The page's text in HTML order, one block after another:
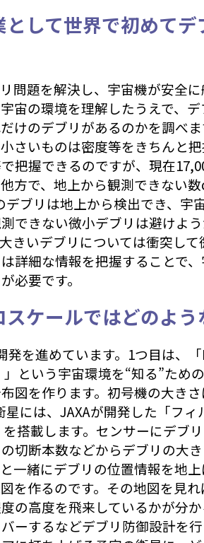
して世界で初めて
問題を解決し、宇宙機が安全
宙の環境を理解したうえで、
けのデブリがあるのかを調べ
さいものは密度等をきちんと
で把握できるのですが、現在
方で、地上から観測できない
デブリは地上から検出でき、
できない微小デブリは避けよ
きいデブリについては衝突し
詳細な情報を把握することで
必要です。
ケールではどのよ
を進めています。1つ目は、「
という宇宙環境を“知る”ため
図を作ります。初号機の大き
星には、JAXAが開発した「フ
搭載します。センサーにデブ
切断本数などからデブリの大
一緒にデブリの位置情報を地
を作るのです。その地図を見
の高度を飛来しているかが分
ーするなどデブリ防御設計を